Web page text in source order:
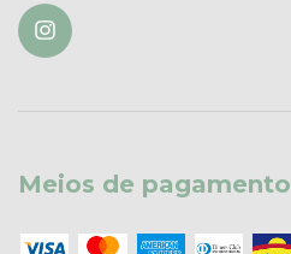
Meios de pagamento